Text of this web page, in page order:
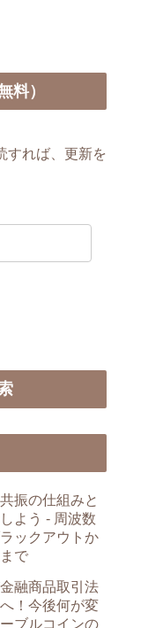
料）
すれば、更新を
振の仕組みと
よう - 周波数
ックアウトか
で
融商品取引法
！今後何が変
ブルコインの